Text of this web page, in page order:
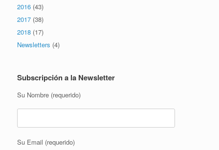
2016 (43)
2017 (38)
2018 (17)
Newsletters (4)
Subscripción a la Newsletter
Su Nombre (requerido)
Su Email (requerido)